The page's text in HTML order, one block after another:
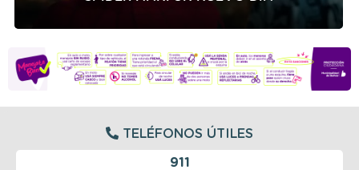
TELÉFONOS ÚTILES
911